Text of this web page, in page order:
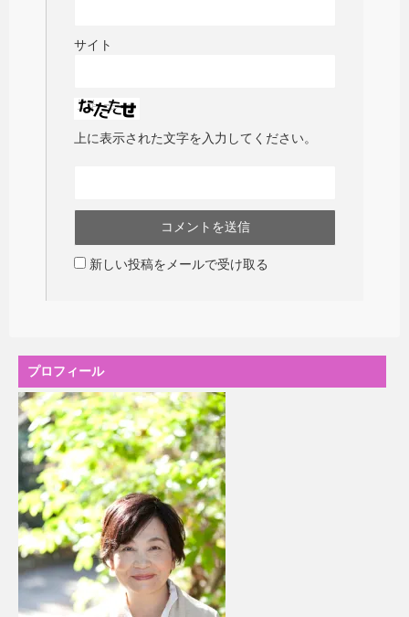
サイト
上に表示された文字を入力してください。
新しい投稿をメールで受け取る
プロフィール